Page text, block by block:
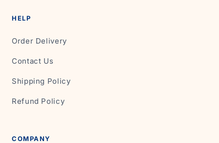
HELP
Order Delivery
Contact Us
Shipping Policy
Refund Policy
COMPANY